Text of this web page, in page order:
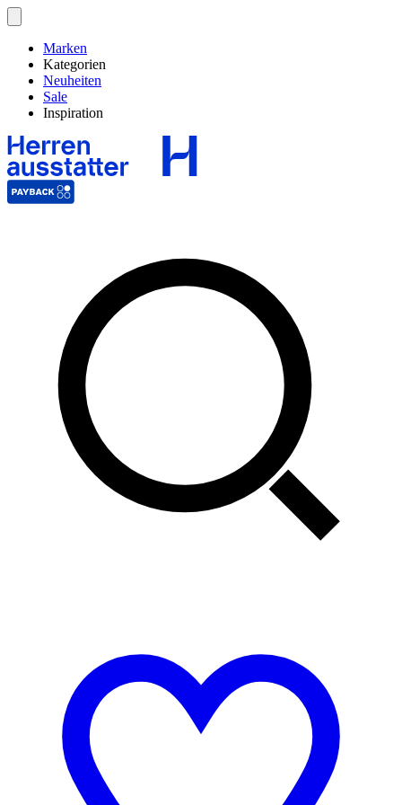
Marken
Kategorien
Neuheiten
Sale
Inspiration